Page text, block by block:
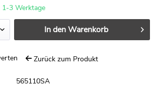
3 Werktage
In denWarenkorb
Zurück zum Produkt
565110SA